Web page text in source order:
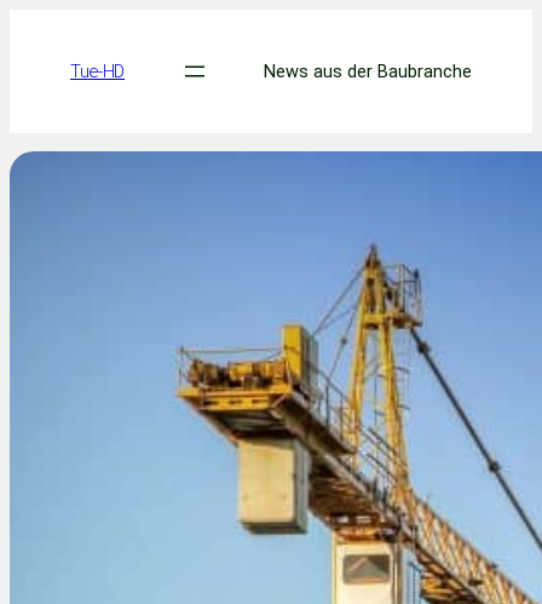
contentTue-HD News aus der Baubranche